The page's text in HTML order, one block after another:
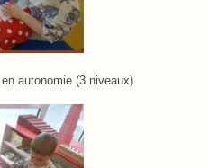
autonomie (3 niveaux)